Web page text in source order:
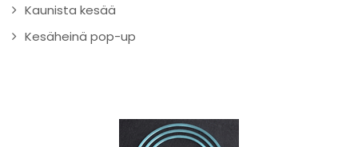
Kaunista kesää
Kesäheinä pop-up